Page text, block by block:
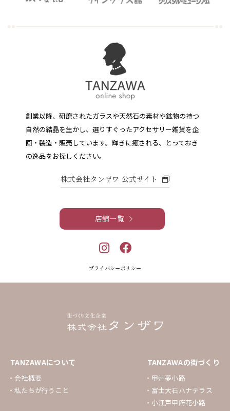
創業以降、研磨されたガラスや天然石の素材や鉱物の持つ
自然の結晶を生かし、選りすぐったアクセサリー雑貨を企
画・製造・販売しています。 輝きに癒される、とっておき
の逸品をお探しください。
株式会社タンザワ 公式サイト
店舗一覧
プライバシーポリシー
TANZAWAについて
会社概要
私たちが行うこと
TANZAWAの街づくり
甲州夢小路
富士大石ハナテラス
小江戸甲府花小路